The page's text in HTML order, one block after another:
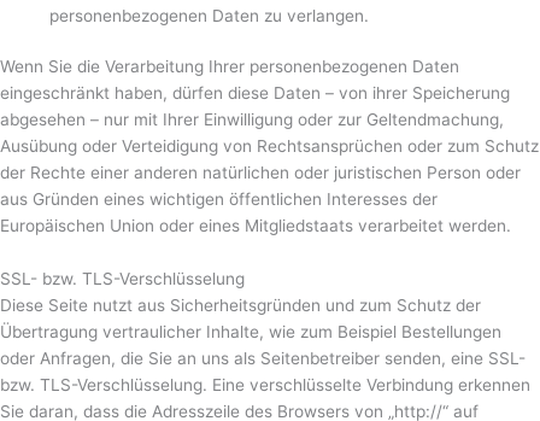
personenbezogenen Daten zu verlangen.
Wenn Sie die Verarbeitung Ihrer personenbezogenen Daten
eingeschränkt haben, dürfen diese Daten – von ihrer Speicherung
abgesehen – nur mit Ihrer Einwilligung oder zur Geltendmachung,
Ausübung oder Verteidigung von Rechtsansprüchen oder zum Schutz
der Rechte einer anderen natürlichen oder juristischen Person oder
aus Gründen eines wichtigen öffentlichen Interesses der
Europäischen Union oder eines Mitgliedstaats verarbeitet werden.
SSL- bzw. TLS-Verschlüsselung
Diese Seite nutzt aus Sicherheitsgründen und zum Schutz der
Übertragung vertraulicher Inhalte, wie zum Beispiel Bestellungen
oder Anfragen, die Sie an uns als Seitenbetreiber senden, eine SSL-
bzw. TLS-Verschlüsselung. Eine verschlüsselte Verbindung erkennen
Sie daran, dass die Adresszeile des Browsers von „http://“ auf